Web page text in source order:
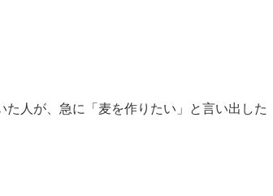
人が、急に「麦を作りたい」と言い出した